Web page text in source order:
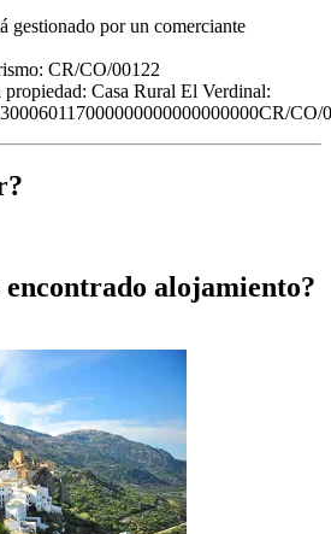
gestionado por un comerciante
CR/CO/00122
propiedad: Casa Rural El Verdinal:
CO/
encontrado alojamiento?